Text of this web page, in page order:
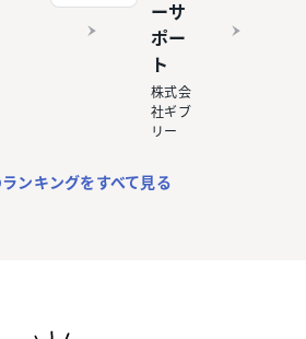
ーサ
ポー
ト
株式会
社ギブ
リー
ンキングをすべて見る